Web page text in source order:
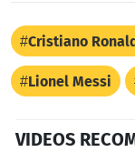
Cristiano
Lionel Messi
VIDEOS